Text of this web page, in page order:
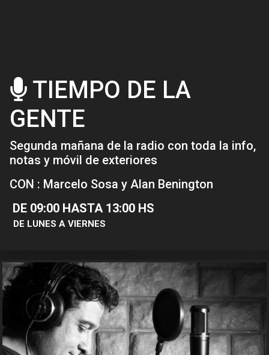
TIEMPO DE LA
GENTE
Segunda mañana de la radio con toda la info,
notas y móvil de exteriores
CON : Marcelo Sosa y Alan Benington
DE 09:00 HASTA 13:00 HS
DE LUNES A VIERNES